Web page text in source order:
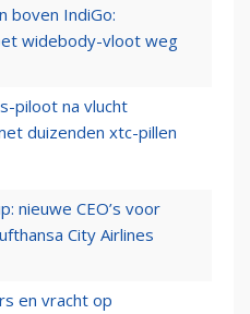
boven IndiGo:
widebody-vloot weg
piloot na vlucht
duizenden xtc-pillen
nieuwe CEO’s voor
City Airlines
en vracht op